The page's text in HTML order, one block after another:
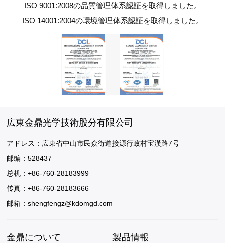
ISO 9001:2008の品質管理体系認証を取得しました。
ISO 14001:2004の環境管理体系認証を取得しました。
広東金鼎光学技術股分有限公司
アドレス：広東省中山市民众街道接源行政村宝漢路7号
邮编：528437
总机：+86-760-28183999
传真：+86-760-28183666
邮箱：shengfengz@kdomgd.com
金鼎について 製品情報